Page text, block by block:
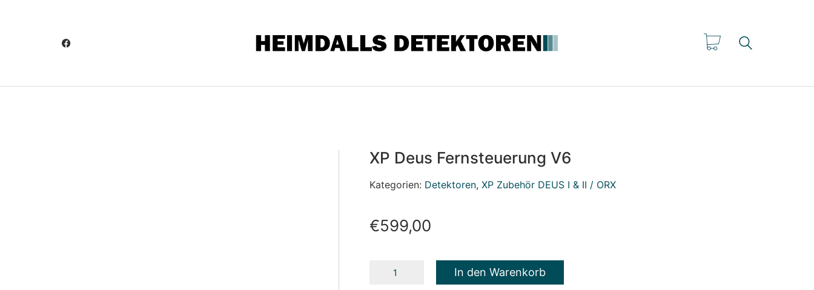
XP Deus Fernsteuerung V6
Kategorien: Detektoren, XP Zubehör DEUS I & II / ORX
€599,00
In den Warenkorb